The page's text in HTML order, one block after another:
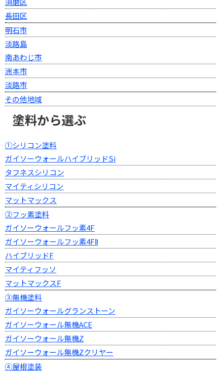
長田区
明石市
淡路島
南あわじ市
洲本市
淡路市
その他地域
塗料から選ぶ
①シリコン塗料
ガイソーウォールハイブリッドSi
タフネスシリコン
マイティシリコン
マットマックス
②フッ素塗料
ガイソーウォールフッ素4F
ガイソーウォールフッ素4FⅡ
ハイブリッドF
マイティフッソ
マットマックスF
③無機塗料
ガイソーウォールグランストーン
ガイソーウォール無機ACE
ガイソーウォール無機Z
ガイソーウォール無機Zクリヤー
④屋根塗装